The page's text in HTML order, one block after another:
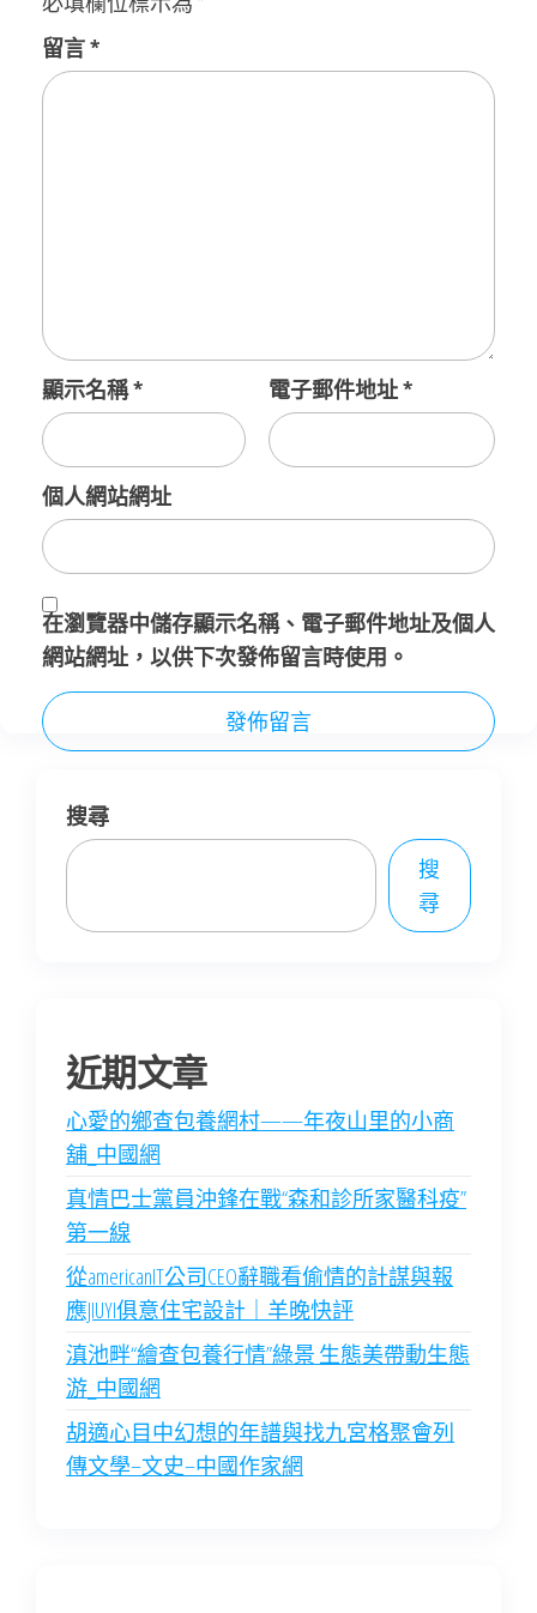
留言*
顯示名稱* 電子郵件地址*
個人網站網址
在瀏覽器中儲存顯示名稱、電子郵件地址及個人
網站網址，以供下次發佈留言時使用。
搜尋
搜
尋
近期文章
心愛的鄉查包養網村——年夜山里的小商
舖_中國網
真情巴士黨員沖鋒在戰“森和診所家醫科疫”
第一線
從americanIT公司CEO辭職看偷情的計謀與報
應JIUYI俱意住宅設計｜羊晚快評
滇池畔“繪查包養行情”綠景 生態美帶動生態
游_中國網
胡適心目中幻想的年譜與找九宮格聚會列
傳文學–文史–中國作家網